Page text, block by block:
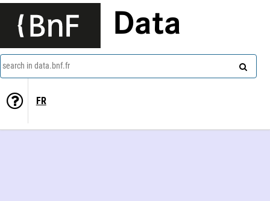
Data
search in data.bnf.fr
FR